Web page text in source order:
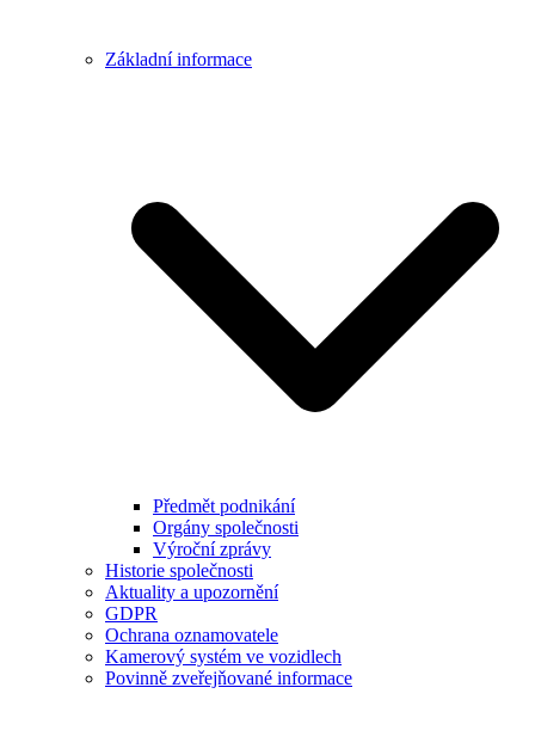
Základní informace
Předmět podnikání
Orgány společnosti
Výroční zprávy
Historie společnosti
Aktuality a upozornění
GDPR
Ochrana oznamovatele
Kamerový systém ve vozidlech
Povinně zveřejňované informace